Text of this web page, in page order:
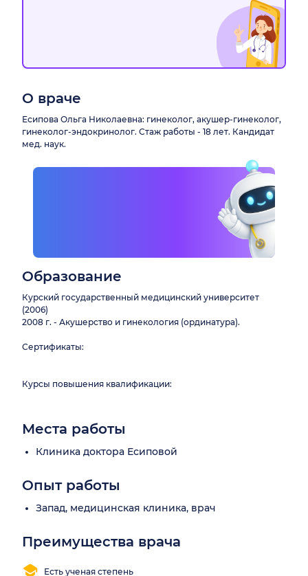
О враче
Есипова Ольга Николаевна: гинеколог, акушер-гинеколог,
гинеколог-эндокринолог. Стаж работы - 18 лет. Кандидат
мед. наук.
Образование
Курский государственный медицинский университет
(2006)
2008 г. - Акушерство и гинекология (ординатура).
Сертификаты:
Курсы повышения квалификации:
Места работы
Клиника доктора Есиповой
Опыт работы
Запад, медицинская клиника, врач
Преимущества врача
Есть ученая степень